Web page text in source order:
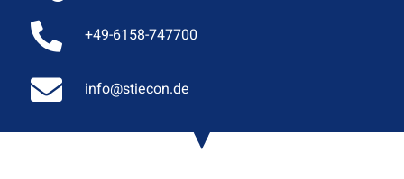
+49-6158-747700
info@stiecon.de